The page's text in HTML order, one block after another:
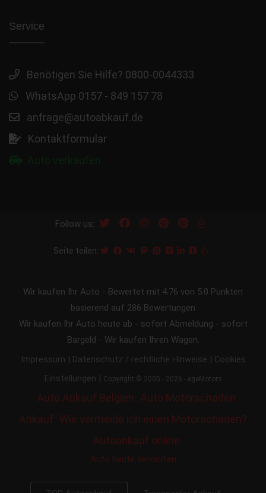
Service
Benötigen Sie Hilfe? 0800-0044333
WhatsApp 0157 - 849 157 78
anfrage@autoabkauf.de
Kontaktformular
Follow us:
Seite teilen:
Wir kaufen Ihr Auto - Bewertet mit 4.76 von 5.0 Punkten
basierend auf 286 Bewertungen
Wir kaufen Ihr Auto heute ab - sofort Abmeldung - sofort
Bargeld - Wir kaufen Ihren Wagen.
Impressum | Datenschutz / rechtliche Hinweise | Cookies
Einstellungen | Copyright © 2005 - 2026 - egeMotors
Auto Ankauf Belgien
Auto Motorschaden
Ankauf Wie vermeide ich einen Motorschaden?
Autoankauf online
Auto heute verkaufen